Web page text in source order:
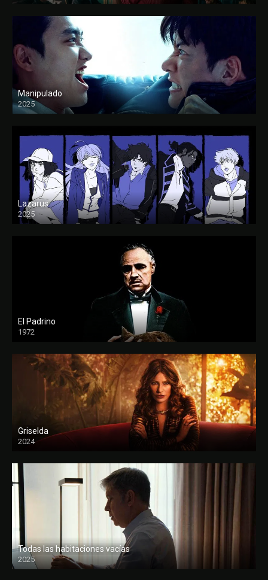
Manipulado
2025
Lazarus
2025
El Padrino
1972
FULL HD
Griselda
2024
Todas las habitaciones vacías
2025
FULL HD